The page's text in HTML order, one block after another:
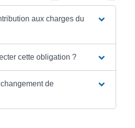
aux charges du
cette obligation ?
de